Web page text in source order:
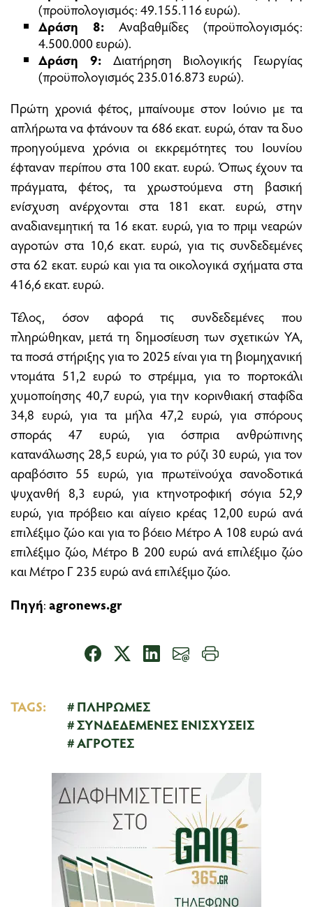
(προϋπολογισµός: 49.155.116 ευρώ).
∆ράση 8: Αναβαθµίδες (προϋπολογισµός:
4.500.000 ευρώ).
∆ράση 9:∆ιατήρηση Βιολογικής Γεωργίας
(προϋπολογισµός 235.016.873 ευρώ).
Πρώτη χρονιά φέτος, µπαίνουµε στον Ιούνιο µε τα
απλήρωτα να φτάνουν τα 686 εκατ. ευρώ, όταν τα δυο
προηγούµενα χρόνια οι εκκρεµότητες του Ιουνίου
έφταναν περίπου στα 100 εκατ. ευρώ. Όπως έχουν τα
πράγµατα, φέτος, τα χρωστούµενα στη βασική
ενίσχυση ανέρχονται στα 181 εκατ. ευρώ, στην
αναδιανεµητική τα 16 εκατ. ευρώ, για το πριµ νεαρών
αγροτών στα 10,6 εκατ. ευρώ, για τις συνδεδεµένες
στα 62 εκατ. ευρώ και για τα οικολογικά σχήµατα στα
416,6 εκατ. ευρώ.
Τέλος, όσον αφορά τις συνδεδεµένες που
πληρώθηκαν, µετά τη δηµοσίευση των σχετικών ΥΑ,
τα ποσά στήριξης για το 2025 είναι για τη βιοµηχανική
ντοµάτα 51,2 ευρώ το στρέµµα, για το πορτοκάλι
χυµοποίησης 40,7 ευρώ, για την κορινθιακή σταφίδα
34,8 ευρώ, για τα µήλα 47,2 ευρώ, για σπόρους
σποράς 47 ευρώ, για όσπρια ανθρώπινης
κατανάλωσης 28,5 ευρώ, για το ρύζι 30 ευρώ, για τον
αραβόσιτο 55 ευρώ, για πρωτεϊνούχα σανοδοτικά
ψυχανθή 8,3 ευρώ, για κτηνοτροφική σόγια 52,9
ευρώ, για πρόβειο και αίγειο κρέας 12,00 ευρώ ανά
επιλέξιµο ζώο και για το βόειο Μέτρο Α 108 ευρώ ανά
επιλέξιµο ζώο, Μέτρο Β 200 ευρώ ανά επιλέξιµο ζώο
και Μέτρο Γ 235 ευρώ ανά επιλέξιµο ζώο.
Πηγή:agronews.gr
TAGS:
ΠΛΗΡΩΜΕΣ
ΣΥΝΔΕΔΕΜΕΝΕΣ ΕΝΙΣΧΥΣΕΙΣ
ΑΓΡΟΤΕΣ